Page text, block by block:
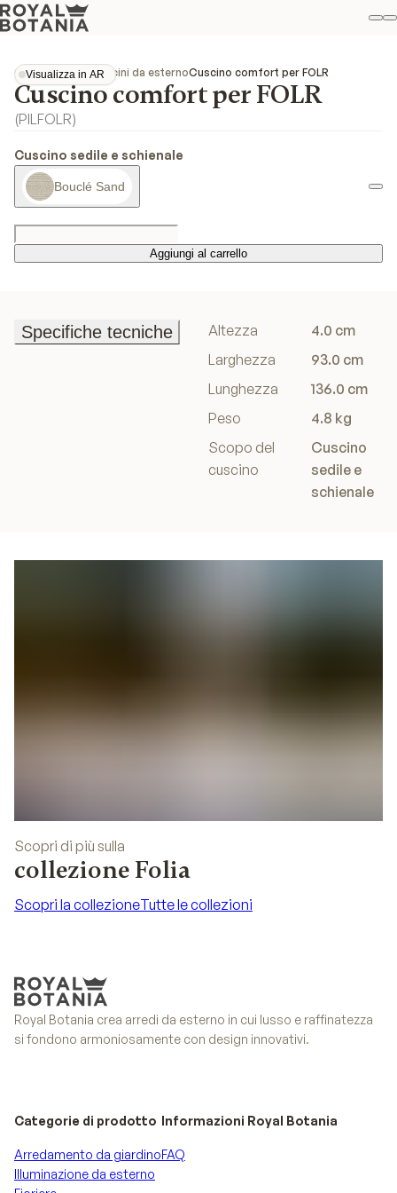
Il
Visualizza in AR
Visualizza in AR
CollezioniFolia Cuscini da esternoCuscino comfort per FOLR
Cuscino comfort per FOLR
(PILFOLR)
Cuscino sedile e schienale
Bouclé Sand
Aggiungi al carrello
Aggiungi al carrello
Specifiche tecniche
Altezza
4.0 cm
Larghezza
93.0 cm
Lunghezza
136.0 cm
Peso
4.8 kg
Scopo del
cuscino
Cuscino
sedile e
schienale
Scopri di più sulla
collezione Folia
Scopri la collezioneTutte le collezioni
Royal Botania crea arredi da esterno in cui lusso e raffinatezza
si fondono armoniosamente con design innovativi.
Categorie di prodotto
Arredamento da giardino
Illuminazione da esterno
Informazioni Royal Botania
FAQ